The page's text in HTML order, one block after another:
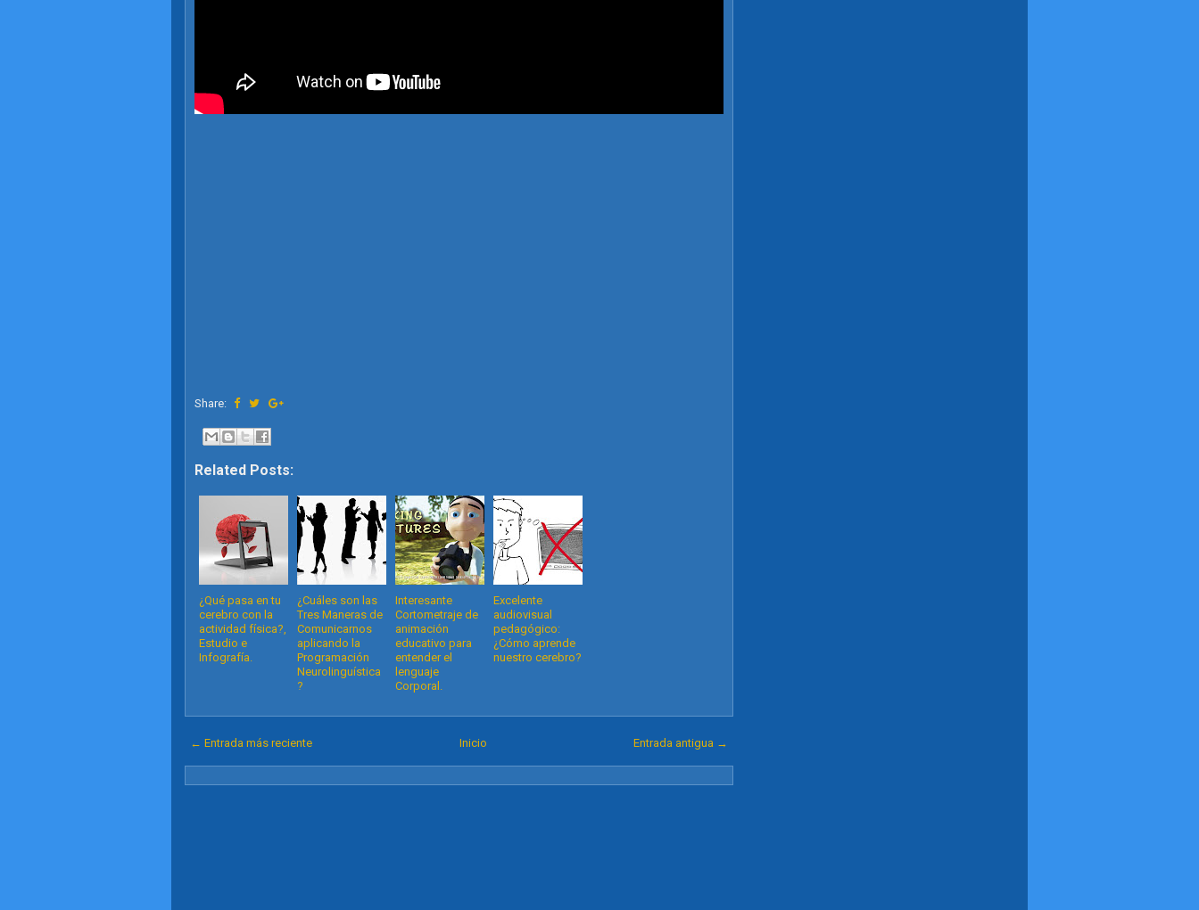
Share:
Related Posts:
¿Qué pasa en tu
cerebro con la
actividad física?,
Estudio e
Infografía.
¿Cuáles son las
Tres Maneras de
Comunicarnos
aplicando la
Programación
Neurolinguística
?
Interesante
Cortometraje de
animación
educativo para
entender el
lenguaje
Corporal.
Excelente
audiovisual
pedagógico:
¿Cómo aprende
nuestro cerebro?
← Entrada más reciente Entrada antigua →
Inicio